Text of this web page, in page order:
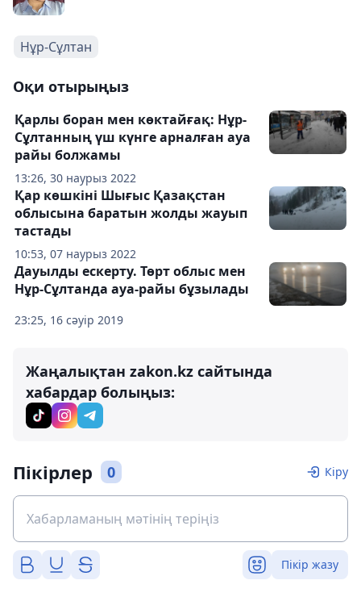
Нұр-Сұлтан
Оқи отырыңыз
13:26, 30 наурыз 2022
Қарлы боран мен көктайғақ: Нұр-
Сұлтанның үш күнге арналған ауа
райы болжамы
10:53, 07 наурыз 2022
Қар көшкіні Шығыс Қазақстан
облысына баратын жолды жауып
тастады
23:25, 16 сәуір 2019
Дауылды ескерту. Төрт облыс мен
Нұр-Сұлтанда ауа-райы бұзылады
Жаңалықтан zakon.kz сайтында
хабардар болыңыз:
Пікірлер 0 Кіру
Пікір жазу